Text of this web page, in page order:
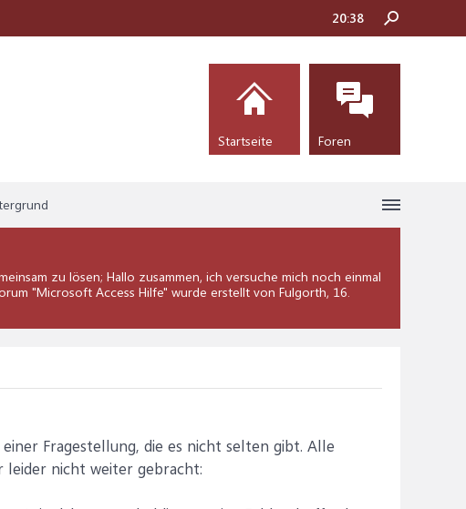
zu lösen; Hallo zusammen, ich versuche mich noch einmal
"Microsoft Access Hilfe" wurde erstellt von Fulgorth, 16.
Fragestellung, die es nicht selten gibt. Alle
leider nicht weiter gebracht:
20:38
Startseite Foren